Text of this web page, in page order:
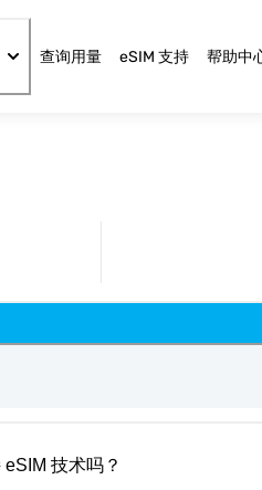
查询用量 eSIM 支持 帮助中
技术吗？